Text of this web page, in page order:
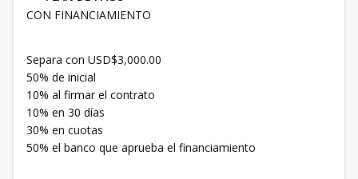
CON FINANCIAMIENTO
Separa con USD$3,000.00
50% de inicial
10% al firmar el contrato
10% en 30 días
30% en cuotas
50% el banco que aprueba el financiamiento